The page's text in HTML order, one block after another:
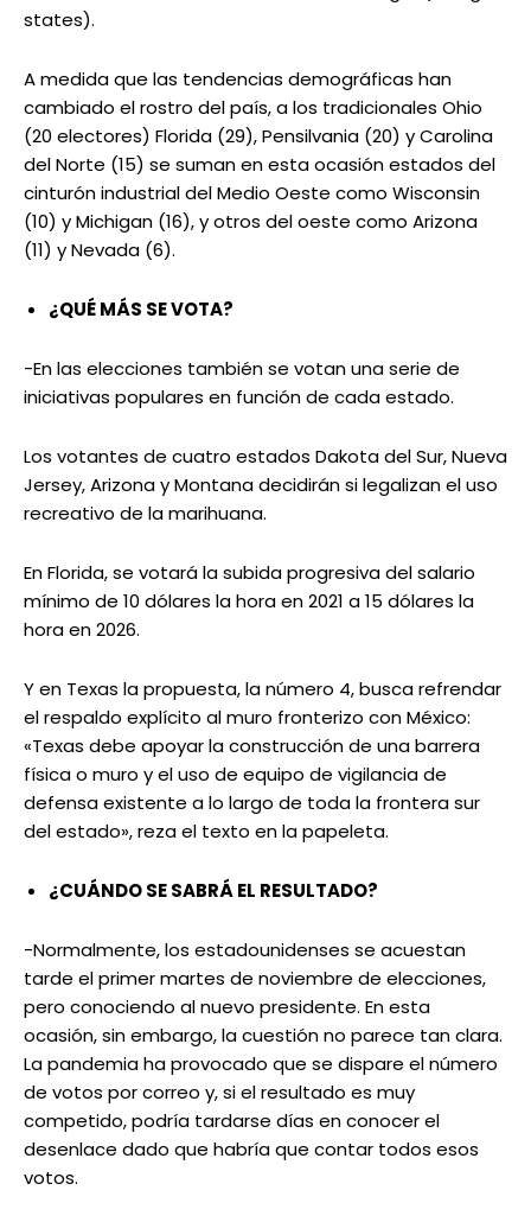
states).
A medida que las tendencias demográficas han
cambiado el rostro del país, a los tradicionales Ohio
(20 electores) Florida (29), Pensilvania (20) y Carolina
del Norte (15) se suman en esta ocasión estados del
cinturón industrial del Medio Oeste como Wisconsin
(10) y Michigan (16), y otros del oeste como Arizona
(11) y Nevada (6).
¿QUÉ MÁS SE VOTA?
-En las elecciones también se votan una serie de
iniciativas populares en función de cada estado.
Los votantes de cuatro estados Dakota del Sur, Nueva
Jersey, Arizona y Montana decidirán si legalizan el uso
recreativo de la marihuana.
En Florida, se votará la subida progresiva del salario
mínimo de 10 dólares la hora en 2021 a 15 dólares la
hora en 2026.
Y en Texas la propuesta, la número 4, busca refrendar
el respaldo explícito al muro fronterizo con México:
«Texas debe apoyar la construcción de una barrera
física o muro y el uso de equipo de vigilancia de
defensa existente a lo largo de toda la frontera sur
del estado», reza el texto en la papeleta.
¿CUÁNDO SE SABRÁ EL RESULTADO?
-Normalmente, los estadounidenses se acuestan
tarde el primer martes de noviembre de elecciones,
pero conociendo al nuevo presidente. En esta
ocasión, sin embargo, la cuestión no parece tan clara.
La pandemia ha provocado que se dispare el número
de votos por correo y, si el resultado es muy
competido, podría tardarse días en conocer el
desenlace dado que habría que contar todos esos
votos.